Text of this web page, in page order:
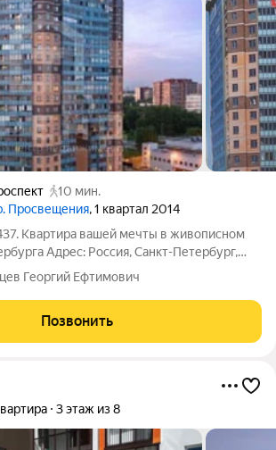
10 мин.
Просвещения, 1 квартал 2014
Квартира вашей мечты в живописном
Петербург,
Ищете идеальное жильё для своей
четырёхкомнатная квартира на 23
вашим новым
Георгий Ефтимович
Позвонить
3 этаж из 8